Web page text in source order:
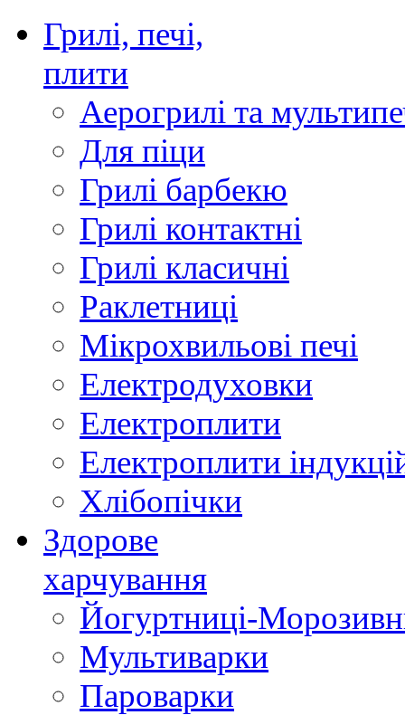
Грилі, печі,
плити
Аерогрилі та
Для піци
Грилі барбекю
Грилі контактні
Грилі класичні
Раклетниці
Мікрохвильові печі
Електродуховки
Електроплити
Електроплити
Хлібопічки
Здорове
харчування
Йогуртниці-
Мультиварки
Пароварки